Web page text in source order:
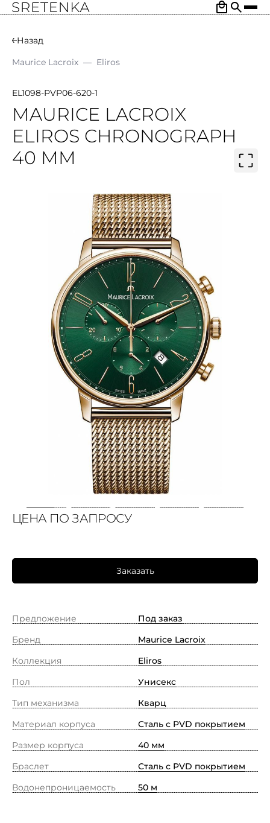
Назад
Maurice Lacroix — Eliros
EL1098-PVP06-620-1
MAURICE LACROIX
ELIROS CHRONOGRAPH
40 MM
ЦЕНА ПО ЗАПРОСУ
Заказать
Предложение
Под заказ
Бренд
Maurice Lacroix
Коллекция
Eliros
Пол
Унисекс
Тип механизма
Кварц
Материал корпуса
Сталь с PVD покрытием
Размер корпуса
40 мм
Браслет
Сталь с PVD покрытием
Водонепроницаемость
50 м